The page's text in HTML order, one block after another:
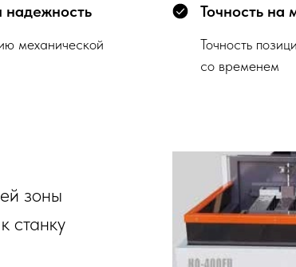
надежность
механической
Точность на
Точность
со временем
зоны
станку